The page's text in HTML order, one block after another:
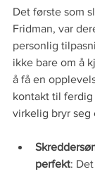
Det første som
Fridman, var
personlig
ikke bare om å
å få en
kontakt til
virkelig bryr seg
perfekt: